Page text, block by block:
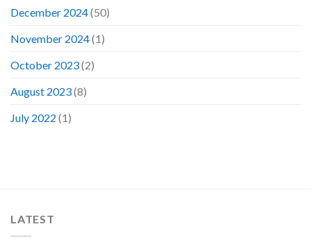
December 2024(50)
November 2024(1)
October 2023(2)
August 2023(8)
July 2022 (1)
LATEST